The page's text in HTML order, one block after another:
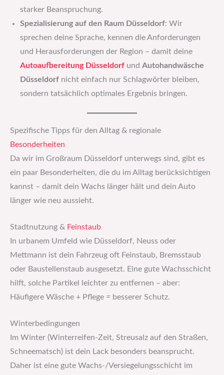
starker Beanspruchung.
Spezialisierung auf den Raum Düsseldorf: Wir
sprechen deine Sprache, kennen die Anforderungen
und Herausforderungen der Region – damit deine
Autoaufbereitung Düsseldorf und Autohandwäsche
Düsseldorf nicht einfach nur Schlagwörter bleiben,
sondern tatsächlich optimales Ergebnis bringen.
Spezifische Tipps für den Alltag & regionale
Besonderheiten
Da wir im Großraum Düsseldorf unterwegs sind, gibt es
ein paar Besonderheiten, die du im Alltag berücksichtigen
kannst – damit dein Wachs länger hält und dein Auto
länger wie neu aussieht.
Stadtnutzung & Feinstaub
In urbanem Umfeld wie Düsseldorf, Neuss oder
Mettmann ist dein Fahrzeug oft Feinstaub, Bremsstaub
oder Baustellenstaub ausgesetzt. Eine gute Wachsschicht
hilft, solche Partikel leichter zu entfernen – aber:
Häufigere Wäsche + Pflege = besserer Schutz.
Winterbedingungen
Im Winter (Winterreifen-Zeit, Streusalz auf den Straßen,
Schneematsch) ist dein Lack besonders beansprucht.
Daher ist eine gute Wachs-/Versiegelungs­schicht im